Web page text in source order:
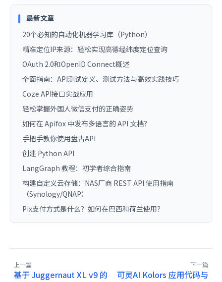
最新文章
20个必知的自动化机器学习库（Python）
精准定位IP来源：轻松实现高德经纬度定位查询
OAuth 2.0和OpenID Connect概述
全面指南：API测试定义、测试方法与高效实践技巧
Coze API接口实战应用
轻松掌握外国人微信支付的正确姿势
如何在 Apifox 中发布多语言的 API 文档？
手把手教你使用盘古API
创建 Python API
LangGraph 教程：初学者综合指南
构建自定义云存储：NAS厂商 REST API 使用指南
（Synology/QNAP）
Pix支付方式是什么？如何在巴西和荷兰使用？
上一篇
基于 Juggernaut XL v9 的
下一篇
可灵AI Kolors 应用代码与